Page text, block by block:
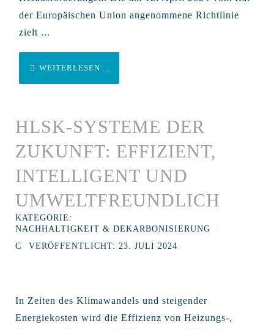
der Europäischen Union angenommene Richtlinie
zielt ...
WEITERLESEN ...
HLSK-SYSTEME DER
ZUKUNFT: EFFIZIENT,
INTELLIGENT UND
UMWELTFREUNDLICH
KATEGORIE:
NACHHALTIGKEIT & DEKARBONISIERUNG
VERÖFFENTLICHT: 23. JULI 2024
In Zeiten des Klimawandels und steigender
Energiekosten wird die Effizienz von Heizungs-,